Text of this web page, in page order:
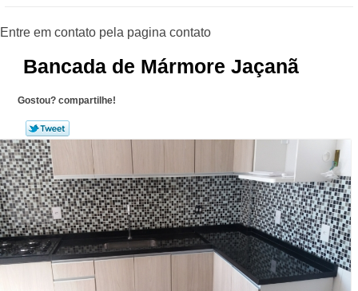
Bancada de Mármore Jaçanã
Gostou? compartilhe!